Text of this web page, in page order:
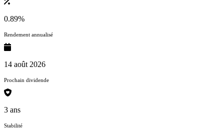
0.89%
Rendement annualisé
14 août 2026
Prochain dividende
3 ans
Stabilité